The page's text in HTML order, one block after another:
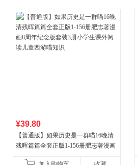
¥39.80
【普通版】如果历史是一群喵16晚清
残晖篇篇全套正版1-156册肥志著漫画